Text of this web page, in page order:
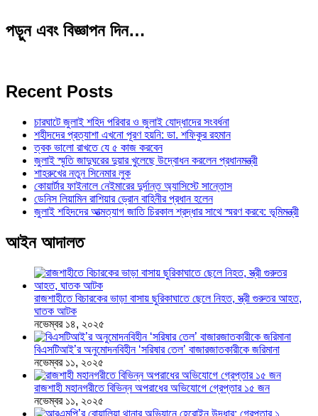
পড়ুন এবং বিজ্ঞাপন দিন…
Recent Posts
চারঘাটে জুলাই শহিদ পরিবার ও জুলাই যোদ্ধাদের সংবর্ধনা
শহীদদের প্রত্যাশা এখনো পূরণ হয়নি: ডা. শফিকুর রহমান
ত্বক ভালো রাখতে যে ৫ কাজ করবেন
জুলাই স্মৃতি জাদুঘরের দুয়ার খুলেছে উদ্বোধন করলেন প্রধানমন্ত্রী
শাহরুখের নতুন সিনেমার লুক
কোয়ার্টার ফাইনালে নেইমারের দুর্দান্ত অ্যাসিস্টে সান্তোস
ডেনিস লিয়ামিন রাশিয়ার ড্রোন বাহিনীর প্রধান হলেন
জুলাই শহিদদের আত্মত্যাগ জাতি চিরকাল শ্রদ্ধার সাথে স্মরণ করবে: ভূমিমন্ত্রী
আইন আদালত
রাজশাহীতে বিচারকের ভাড়া বাসায় ছুরিকাঘাতে ছেলে নিহত, স্ত্রী গুরুতর আহত,
ঘাতক আটক
নভেম্বর ১৪, ২০২৫
বিএসটিআই’র অনুমোদনবিহীন ‘সরিষার তেল’ বাজারজাতকারীকে জরিমানা
নভেম্বর ১১, ২০২৫
রাজশাহী মহানগরীতে বিভিন্ন অপরাধের অভিযোগে গ্রেপ্তার ১৫ জন
নভেম্বর ১১, ২০২৫